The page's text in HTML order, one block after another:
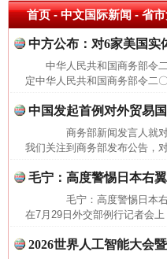
首页- 中文国际新闻 -省
中方公布：对6家美国实
中华人民共和国商务部令
定中华人民共和国商务部令
中国发起首例对外贸易
商务部新闻发言人就对
我们关注到商务部发布公告，
毛宁：高度警惕日本右
毛宁：高度警惕日本
在7月29日外交部例行记者会
2026世界人工智能大会